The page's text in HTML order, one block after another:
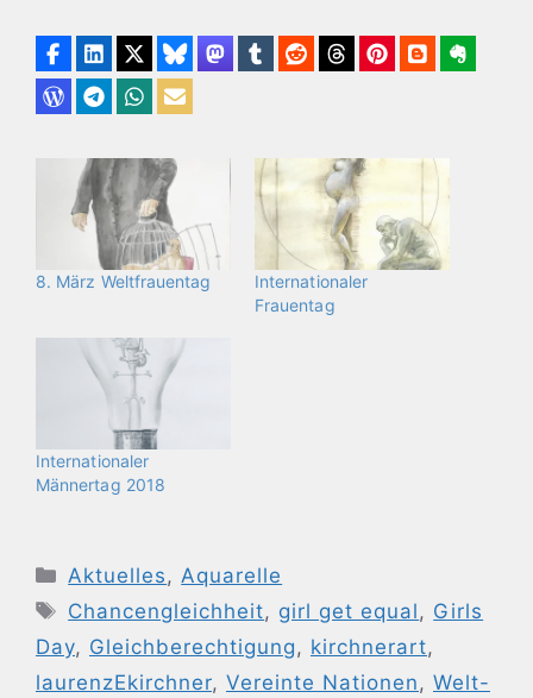
8. März Weltfrauentag
Internationaler
Frauentag
Internationaler
Männertag 2018
Kategorien
Aktuelles , Aquarelle
Schlagwörter
Chancengleichheit, girl get equal , Girls
Day, Gleichberechtigung , kirchnerart,
laurenzEkirchner, Vereinte Nationen , Welt-